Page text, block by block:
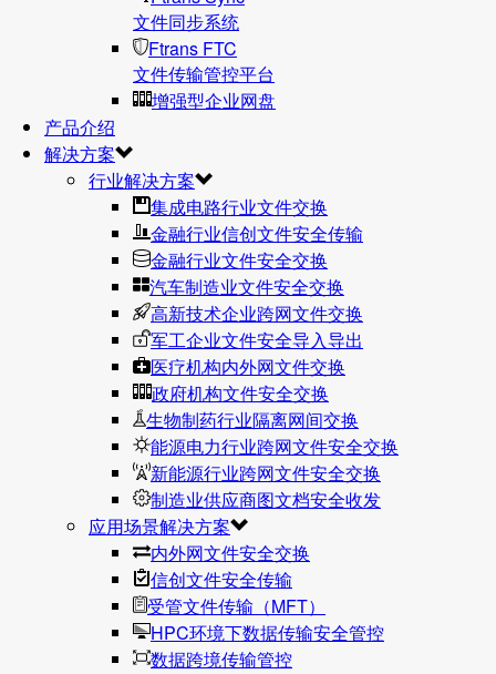
文件同步系统
Ftrans FTC
文件传输管控平台
增强型企业网盘
产品介绍
解决方案
行业解决方案
集成电路行业文件交换
金融行业信创文件安全传输
金融行业文件安全交换
汽车制造业文件安全交换
高新技术企业跨网文件交换
军工企业文件安全导入导出
医疗机构内外网文件交换
政府机构文件安全交换
生物制药行业隔离网间交换
能源电力行业跨网文件安全交换
新能源行业跨网文件安全交换
制造业供应商图文档安全收发
应用场景解决方案
内外网文件安全交换
信创文件安全传输
受管文件传输（MFT）
HPC环境下数据传输安全管控
数据跨境传输管控